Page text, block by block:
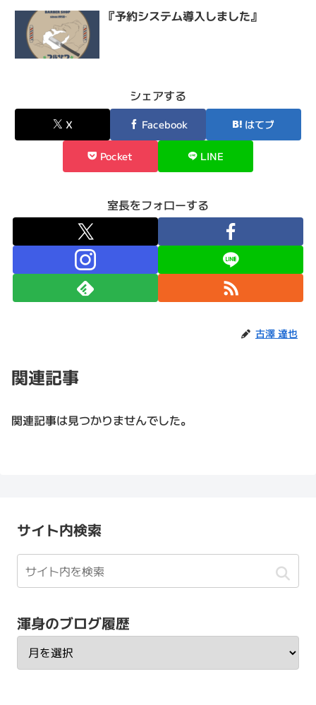
『予約システム導入しました』
シェアする
X Facebook はてブ
Pocket LINE
室長をフォローする
古澤 達也
関連記事
関連記事は見つかりませんでした。
サイト内検索
渾身のブログ履歴